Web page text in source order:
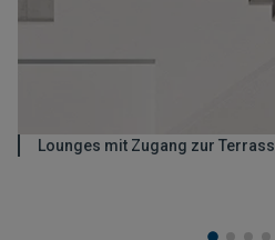
Lounges mit Zugang zur